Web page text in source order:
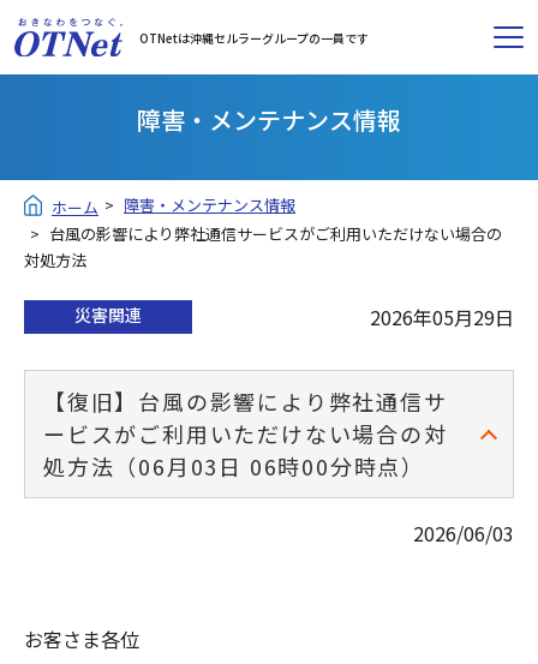
OTNetは沖縄セルラーグループの一員です
障害・メンテナンス情報
ホーム
障害・メンテナンス情報
台風の影響により弊社通信サービスがご利用いただけない場合の
対処方法
災害関連 2026年05月29日
【復旧】台風の影響により弊社通信サ
ービスがご利用いただけない場合の対
処方法（06月03日 06時00分時点）
2026/06/03
お客さま各位